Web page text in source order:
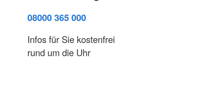
08000 365 000
Infos für Sie kostenfrei
rund um die Uhr